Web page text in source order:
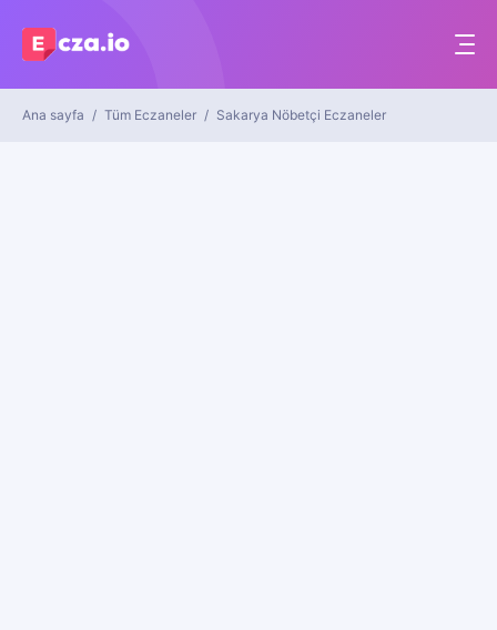
Ana sayfa Tüm Eczaneler Sakarya Nöbetçi Eczaneler